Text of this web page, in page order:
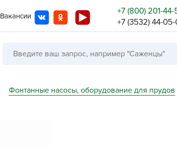
Вакансии
+7 (800) 201-44-
+7 (3532) 44-
Фонтанные насосы, оборудование для прудов